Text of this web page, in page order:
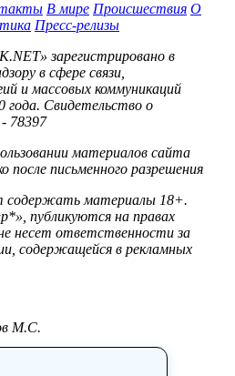
В мире Происшествия О
Пресс-релизы
зарегистрировано в
в сфере связи,
и массовых коммуникаций
года. Свидетельство о
78397
материалов сайта
после письменного разрешения
содержать материалы 18+.
публикуются на правах
несет ответственности за
содержащейся в рекламных
М.С.